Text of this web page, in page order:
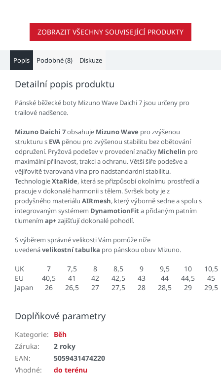
ZOBRAZIT VŠECHNY SOUVISEJÍCÍ PRODUKTY
Popis Podobné (8) Diskuze
Detailní popis produktu
Pánské běžecké boty Mizuno Wave Daichi 7 jsou určeny pro
trailové nadšence.
Mizuno Daichi 7obsahuje Mizuno Wave pro zvýšenou
strukturu s EVA pěnou pro zvýšenou stabilitu bez obětování
odpružení. Pryžová podešev v provedení značky Michelin pro
maximální přilnavost, trakci a ochranu. Větší šíře podešve a
vějířovitě tvarovaná vlna pro nadstandardní stabilitu.
TechnologieXtaRide, která se přizpůsobí okolnímu prostředí a
pracuje v dokonalé harmonii s tělem. Svršek boty je z
prodyšného materiálu AIRmesh, který výborně sedne a spolu s
integrovaným systémem DynamotionFita přidaným patním
tlumením ap+zajišťují dokonalé pohodlí.
S výběrem správné velikosti Vám pomůže níže
uvedenávelikostní tabulka pro pánskou obuv Mizuno.
UK 7 7,5 8 8,5 9 9,5 10
10,5
EU
40,5 41 42 42,5 43 44 44,5
45
Japan
26 26,5 27 27,5 28 28,5 29 29,5
Doplňkové parametry
Kategorie:
Běh
Záruka:
2 roky
EAN:
5059431474220
Vhodné: do terénu